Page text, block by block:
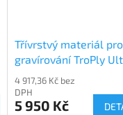
Třívrstvý materiál pro
gravírování TroPly
PH402-309
4 917,36 Kč bez
DPH
5 950 Kč